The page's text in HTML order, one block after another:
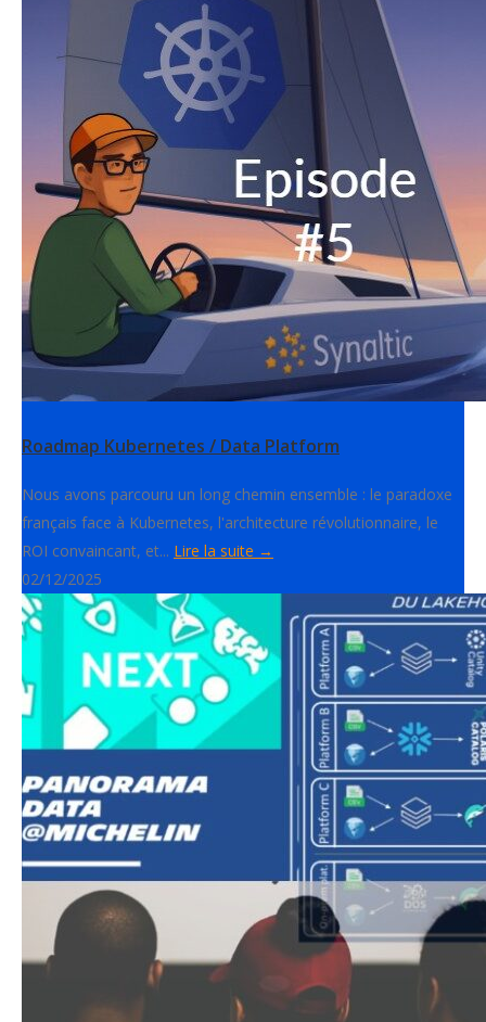
Roadmap Kubernetes / Data Platform
Nous avons parcouru un long chemin ensemble : le paradoxe
français face à Kubernetes, l'architecture révolutionnaire, le
ROI convaincant, et... Lire la suite →
02/12/2025